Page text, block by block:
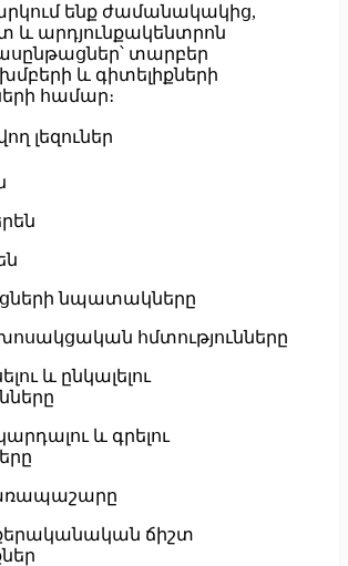
ենք ժամանակակից,
և արդյունքակենտրոն
տարբեր
և գիտելիքների
համար։
լեզուներ
նպատակները
հմտությունները
և ընկալելու
և գրելու
քերականական ճիշտ